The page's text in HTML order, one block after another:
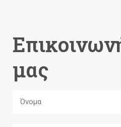
μας